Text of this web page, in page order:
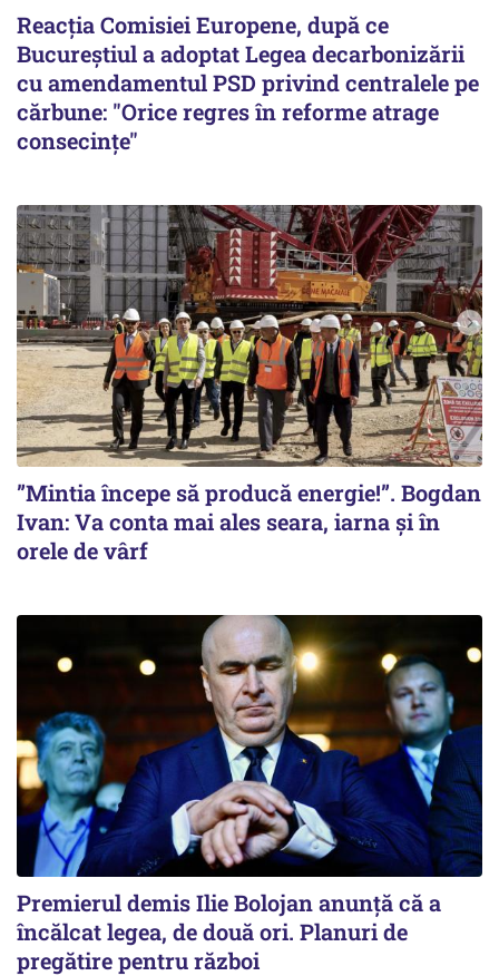
Reacția Comisiei Europene, după ce
Bucureștiul a adoptat Legea decarbonizării
cu amendamentul PSD privind centralele pe
cărbune: "Orice regres în reforme atrage
consecințe"
”Mintia începe să producă energie!”. Bogdan
Ivan: Va conta mai ales seara, iarna și în
orele de vârf
Premierul demis Ilie Bolojan anunță că a
încălcat legea, de două ori. Planuri de
pregătire pentru război